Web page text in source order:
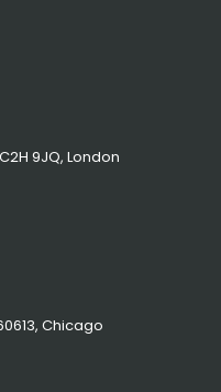
9JQ, London
Chicago